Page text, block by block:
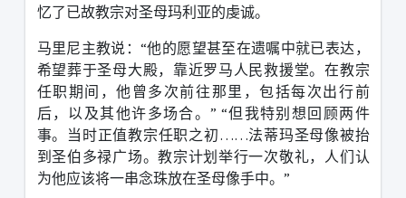
忆了已故教宗对圣母玛利亚的虔诚。
马里尼主教说：“他的愿望甚至在遗嘱中就已表达，
希望葬于圣母大殿，靠近罗马人民救援堂。在教宗
任职期间，他曾多次前往那里，包括每次出行前
后，以及其他许多场合。” “但我特别想回顾两件
事。当时正值教宗任职之初……法蒂玛圣母像被抬
到圣伯多禄广场。教宗计划举行一次敬礼，人们认
为他应该将一串念珠放在圣母像手中。 ”